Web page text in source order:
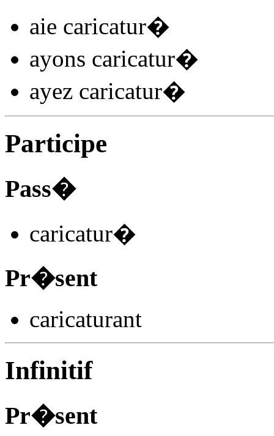
aie caricatur�
ayons caricatur�
ayez caricatur�
Participe
Pass�
caricatur�
Pr�sent
caricaturant
Infinitif
Pr�sent